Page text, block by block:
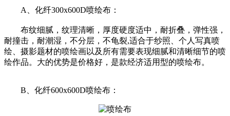
A、化纤300x600D喷绘布：
布纹细腻，纹理清晰，厚度硬度适中，耐折叠，弹性强，
耐撞击，耐潮湿，不分层，不龟裂,适合于纱照、个人写真喷
绘、摄影题材的喷绘画以及所有需要表现细腻和清晰细节的喷
绘作品。大的优势是价格好，是款经济适用型的喷绘布。
B、化纤600x600D喷绘布：